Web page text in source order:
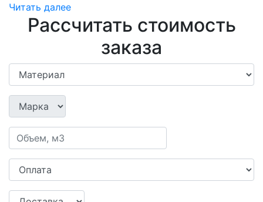
Читать далее
Рассчитать стоимость
заказа